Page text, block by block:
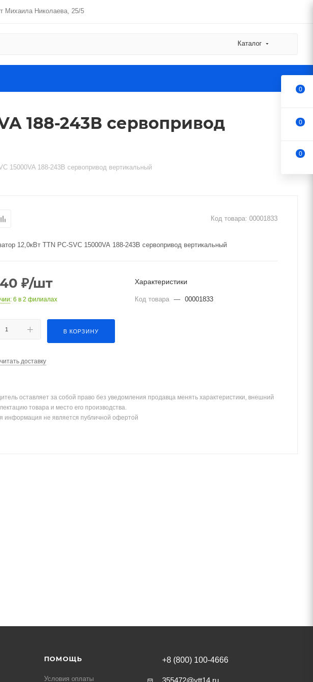
Михаила Николаева, 25/5
Каталог
188-243В сервопривод
15000VA 188-243В сервопривод вертикальный
Код товара: 00001833
12,0кВт TTN PC-SVC 15000VA 188-243В сервопривод вертикальный
₽/шт
: 6 в 2 филиалах
В КОРЗИНУ
доставку
Характеристики
Код товара — 00001833
оставляет за собой право без уведомления продавца менять характеристики, внешний
товара и место его производства.
информация не является публичной офертой
ПОМОЩЬ
Условия оплаты
+8 (800) 100-4666
355472@vtt14.ru
0
0
0